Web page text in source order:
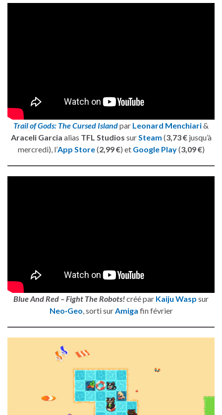
Trail of Gods: The Cursed Islandpar Leonard Menchiari&
Araceli Garcia alias TFL Studios surSteam (3,73 €jusqu’à
mercredi), l’App Store(2,99 €) et Google Play(3,09 €)
Blue And Red – Fight The Robots!créé par Kaiju Wasp sur
Neo·Geo, sorti surAmiga fin février